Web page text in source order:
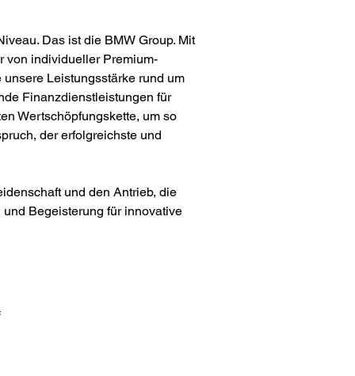
Das ist die BMW Group. Mit
von individueller Premium-
Leistungsstärke rund um
Finanzdienstleistungen für
Wertschöpfungskette, um so
der erfolgreichste und
und den Antrieb, die
Begeisterung für innovative